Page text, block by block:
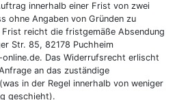
innerhalb einer Frist von zwei
ohne Angaben von Gründen zu
reicht die fristgemäße Absendung
Str. 85, 82178 Puchheim
Das Widerrufsrecht erlischt
an das zuständige
in der Regel innerhalb von weniger
geschieht).